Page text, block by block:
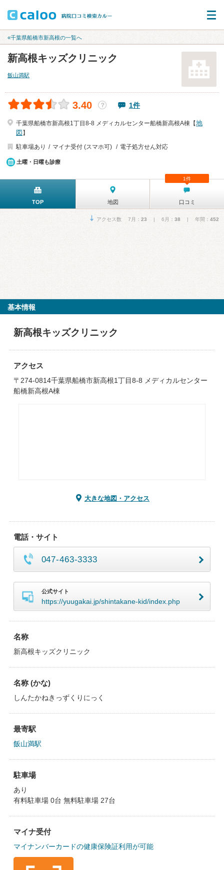
«千葉県船橋市新高根の一覧へ
新高根キッズクリニック
飯山満駅
3.40 ？ 1件
千葉県船橋市新高根1丁目8-8 メディカルセンター船橋新高根A棟【地
図 】
駐車場あり
マイナ受付 (スマホ可) 電子処方せん対応
土曜・日曜も診療
TOP 地図 口コミ
1件
アクセス数 7月： 23 | 6月： 38 | 年間： 452
基本情報
新高根キッズクリニック
アクセス
〒274-0814千葉県船橋市新高根1丁目8-8 メディカルセンター
船橋新高根A棟
大きな地図・アクセス
電話・サイト
047-463-3333
公式サイト
https://yuugakai.jp/shintakane-kid/index.php
名称
新高根キッズクリニック
名称 (かな)
しんたかねきっずくりにっく
最寄駅
飯山満駅
駐車場
あり
有料駐車場 0台 無料駐車場 27台
マイナ受付
マイナンバーカードの健康保険証利用が可能